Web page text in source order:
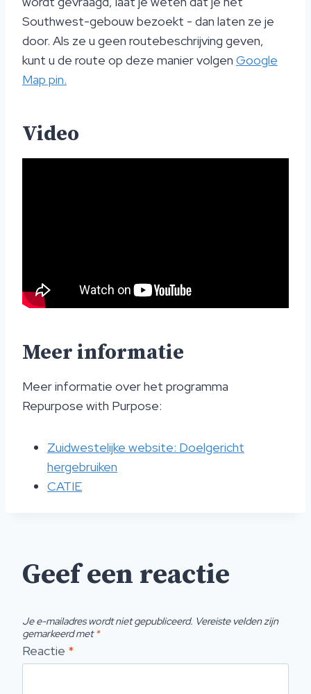
Southwest-gebouw bezoekt - dan laten ze je
door. Als ze u geen routebeschrijving geven,
kunt u de route op deze manier volgen Google
Map pin.
Video
Meer informatie
Meer informatie over het programma
Repurpose with Purpose:
Zuidwestelijke website: Doelgericht
hergebruiken
CATIE
Geef een reactie
Je e-mailadres wordt niet gepubliceerd. Vereiste velden zijn
gemarkeerd met*
Reactie *